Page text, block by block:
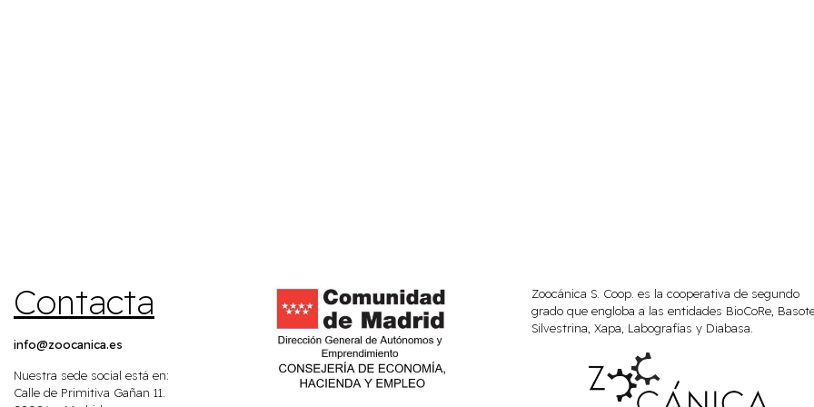
Contacta
info@zoocanica.es
Nuestra sede social está en:
Calle de Primitiva Gañan 11.
Zoocánica S. Coop. es la cooperativa de segundo
grado que engloba a las entidades BioCoRe,
Silvestrina, Xapa, Labografías y Diabasa.